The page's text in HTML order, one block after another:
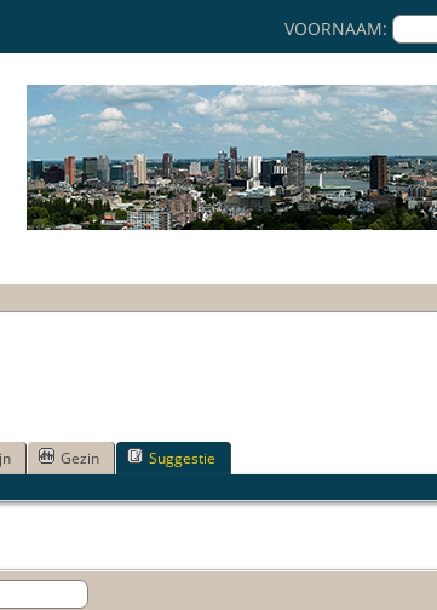
VOORNAAM:
Gezin Suggestie